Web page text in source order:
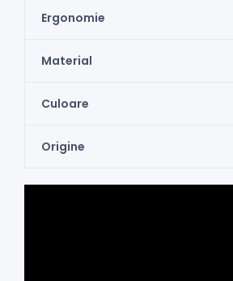
Ergonomie
Material
Culoare
Origine